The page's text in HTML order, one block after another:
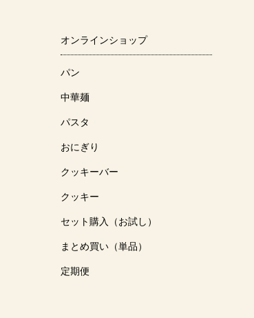
オンラインショップ
パン
中華麺
パスタ
おにぎり
クッキーバー
クッキー
セット購入（お試し）
まとめ買い（単品）
定期便